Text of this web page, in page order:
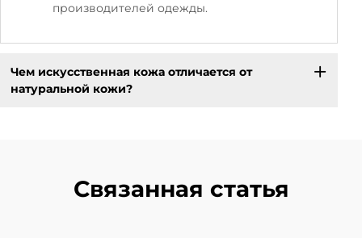
производителей одежды.
Чем искусственная кожа отличается от
натуральной кожи?
Связанная статья